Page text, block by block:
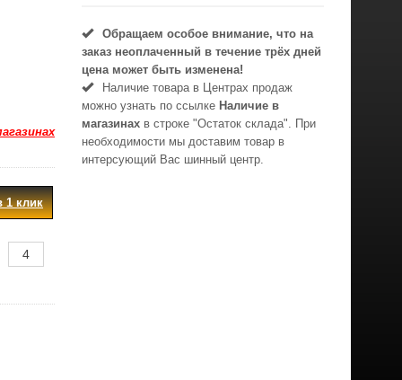
1 клик
Обращаем особое внимание, что на
заказ неоплаченный в течениe трёх дней
цена может быть изменена!
Наличие товара в Центрах продаж
можно узнать по ссылке Наличие в
магазинах в строке "Остаток склада". При
необходимости мы доставим товар в
интерсующий Вас шинный центр.